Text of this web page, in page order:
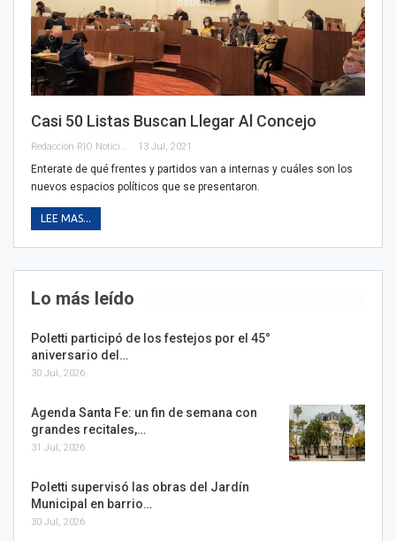
Casi 50 Listas Buscan Llegar Al Concejo
Redacción RIO Noticias 13 Jul, 2021
Enterate de qué frentes y partidos van a internas y cuáles son los
nuevos espacios políticos que se presentaron.
LEE MAS...
Lo más leído
Poletti participó de los festejos por el 45°
aniversario del…
30 Jul, 2026
Agenda Santa Fe: un fin de semana con
grandes recitales,…
31 Jul, 2026
Poletti supervisó las obras del Jardín
Municipal en barrio…
30 Jul, 2026